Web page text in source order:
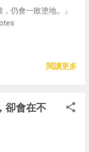
仍會一敗塗地。」
閱讀更多
卻會在不